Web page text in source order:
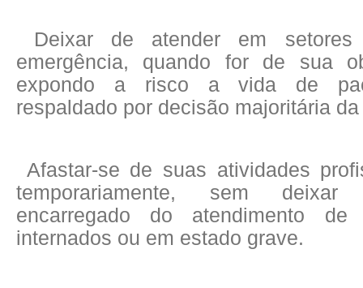
Deixar de atender em
emergência, quando for de sua
expondo a risco a vida de
respaldado por decisão majoritária
Afastar-se de suas atividades
temporariamente, sem
encarregado do atendimento de
internados ou em estado grave.